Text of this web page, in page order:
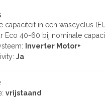
capaciteit in een wascyclus
Eco 40-60 bij nominale
Inverter Motor+
Ja
vrijstaand